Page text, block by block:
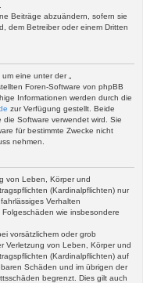
Beiträge abzuändern, sofern sie
dem Betreiber oder einem Dritten
eine unter der „
Foren-Software von phpBB
Informationen werden durch die
zur Verfügung gestellt. Beide
Software verwendet wird. Sie
für bestimmte Zwecke nicht
nehmen.
von Leben, Körper und
(Kardinalpflichten) nur
Verhalten
wie insbesondere
vorsätzlichem oder grob
Verletzung von Leben, Körper und
(Kardinalpflichten) auf
Schäden und im übrigen der
begrenzt. Dies gilt auch